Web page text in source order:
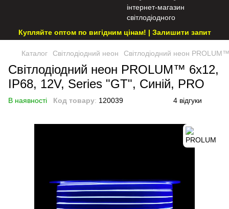
Купляйте оптом по вигідним цінам! | Залишити запит
Каталог Світлодіодний неон Світлодіодний неон
Світлодіодний неон PROLUM™ 6x12,
IP68, 12V, Series "GT", Синій, PRO
В наявності Код товару: 120039 4 відгуки